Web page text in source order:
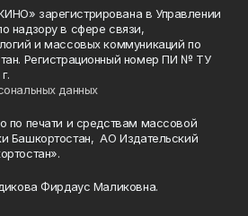
зарегистрирована в Управлении
надзору в сфере связи,
и массовых коммуникаций по
Регистрационный номер ПИ № ТУ
данных
по печати и средствам массовой
Башкортостан, АО Издательский
Фирдаус Маликовна.